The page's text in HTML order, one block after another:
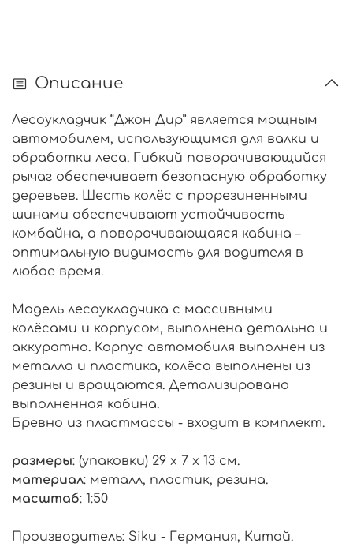
Описание
Лесоукладчик “Джон Дир” является мощным
автомобилем, использующимся для валки и
обработки леса. Гибкий поворачивающийся
рычаг обеспечивает безопасную обработку
деревьев. Шесть колёс с прорезиненными
шинами обеспечивают устойчивость
комбайна, а поворачивающаяся кабина –
оптимальную видимость для водителя в
любое время.
Модель лесоукладчика с массивными
колёсами и корпусом, выполнена детально и
аккуратно. Корпус автомобиля выполнен из
металла и пластика, колёса выполнены из
резины и вращаются. Детализировано
выполненная кабина.
Бревно из пластмассы - входит в комплект.
размеры: (упаковки) 29 x 7 x 13 см.
материал: металл, пластик, резина.
масштаб: 1:50
Производитель: Siku - Германия, Китай.